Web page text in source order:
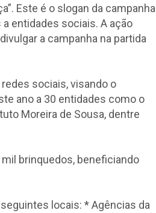
Este é o slogan da campanha
entidades sociais. A ação
a campanha na partida
sociais, visando o
ano a 30 entidades como o
Moreira de Sousa, dentre
brinquedos, beneficiando
locais: * Agências da